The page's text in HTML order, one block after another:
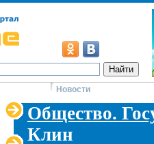
Новости
Общество.
Клин